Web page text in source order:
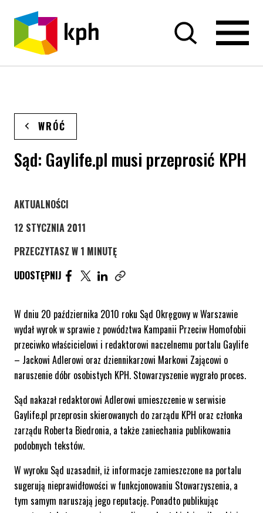
PRZEJDŹ DO TREŚCI
WRÓĆ
Sąd: Gaylife.pl musi przeprosić KPH
STRONA KATEGORII WPISÓW
AKTUALNOŚCI
12 STYCZNIA 2011
PRZECZYTASZ W 1 MINUTĘ
UDOSTĘPNIJ
UDOSTĘPNIJ ARTYKUŁ NA FACEBOOK. STRONA
UDOSTĘPNIJ ARTYKUŁ NA TWITTER.
UDOSTĘPNIJ ARTYKUŁ NA LINKEDIN.
W dniu 20 października 2010 roku Sąd Okręgowy w Warszawie
wydał wyrok w sprawie z powództwa Kampanii Przeciw Homofobii
przeciwko właścicielowi i redaktorowi naczelnemu portalu Gaylife
– Jackowi Adlerowi oraz dziennikarzowi Markowi Zającowi o
naruszenie dóbr osobistych KPH. Stowarzyszenie wygrało proces.
Sąd nakazał redaktorowi Adlerowi umieszczenie w serwisie
Gaylife.pl przeprosin skierowanych do zarządu KPH oraz członka
zarządu Roberta Biedronia, a także zaniechania publikowania
podobnych tekstów.
W wyroku Sąd uzasadnił, iż informacje zamieszczone na portalu
sugerują nieprawidłowości w funkcjonowaniu Stowarzyszenia, a
tym samym naruszają jego reputację. Ponadto publikując